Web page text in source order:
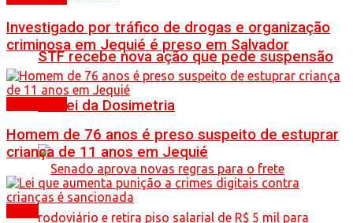
STF recebe nova ação que pede suspensão
da Lei da Dosimetria
Investigado por tráfico de drogas e organização
criminosa em Jequié é preso em Salvador
Homem de 76 anos é preso suspeito de estuprar
criança de 11 anos em Jequié